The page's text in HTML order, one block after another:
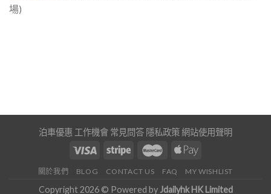
場)
泊車優惠 工作機會 常見問答 隱私政策網站使用聲明
關於我們 BLOG CONTACT US FAQ MY WISHLIST
Copyright 2026 © Powered by Jdailyhk HK Limited